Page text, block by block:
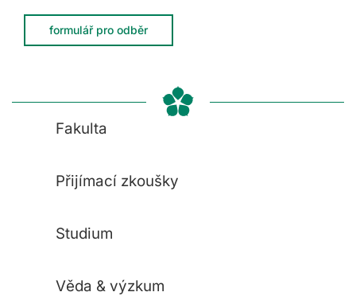
formulář pro odběr
Fakulta
Přijímací zkoušky
Studium
Věda & výzkum